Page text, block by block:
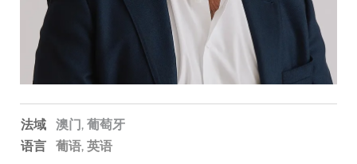
法域 澳门, 葡萄牙
语言
葡语 英语